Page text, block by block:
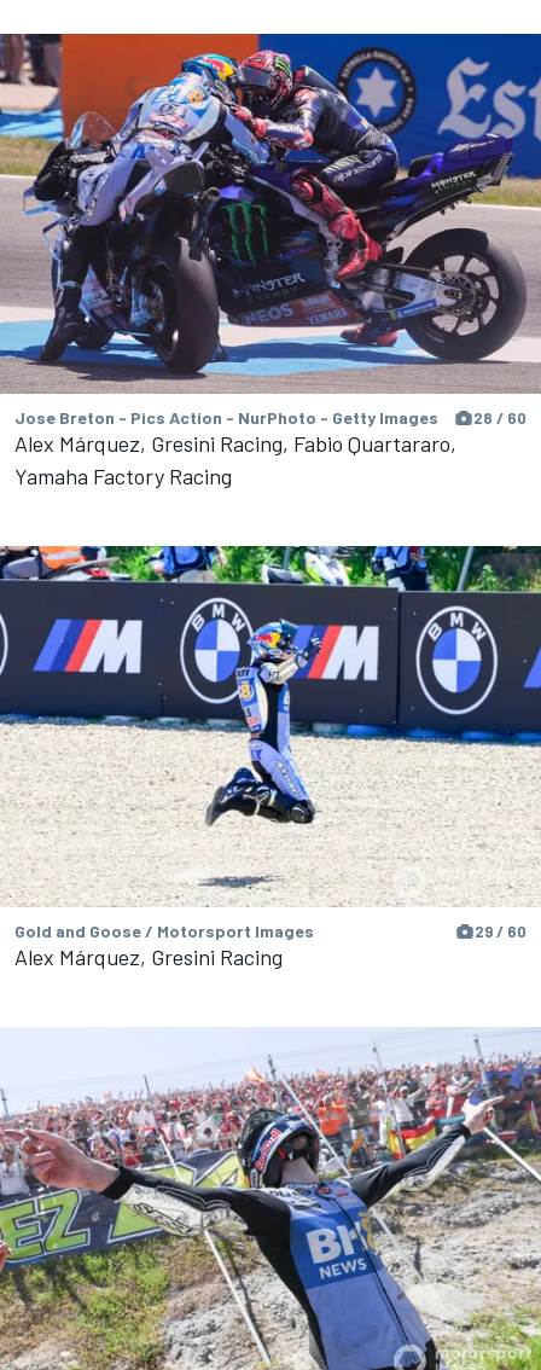
Jose Breton - Pics Action - NurPhoto - Getty Images 28 / 60
Alex Márquez, Gresini Racing, Fabio Quartararo,
Yamaha Factory Racing
Gold and Goose / Motorsport Images 29 / 60
Alex Márquez, Gresini Racing